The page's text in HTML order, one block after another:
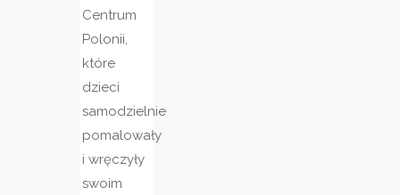
Centrum
Polonii,
które
dzieci
samodzielnie
pomalowały
i wręczyły
swoim